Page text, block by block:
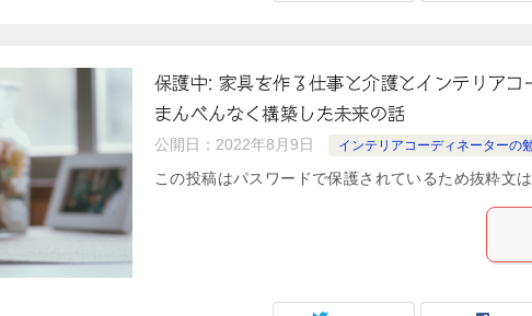
保護中: 家具を作る仕事と介護とインテリアコ
まんべんなく構築した未来の話
公開日： 2022年8月9日 インテリアコーディネーターの
この投稿はパスワードで保護されているため抜粋文は